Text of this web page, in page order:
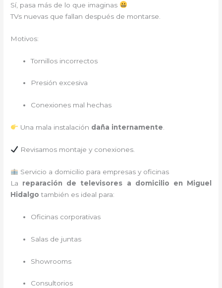
Sí, pasa más de lo que imaginas
TVs nuevas que fallan después de montarse.
Motivos:
Tornillos incorrectos
Presión excesiva
Conexiones mal hechas
Una mala instalación daña internamente
Revisamos montaje y conexiones.
Servicio a domicilio para empresas y oficinas
La reparación de televisores a domicilio en Miguel
Hidalgo también es ideal para:
Oficinas corporativas
Salas de juntas
Showrooms
Consultorios